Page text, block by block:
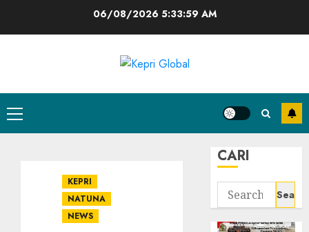
06/08/2026 5:34:00 AM
Primary
Menu
KEPRI
NATUNA
NEWS
CARI
Search
for: